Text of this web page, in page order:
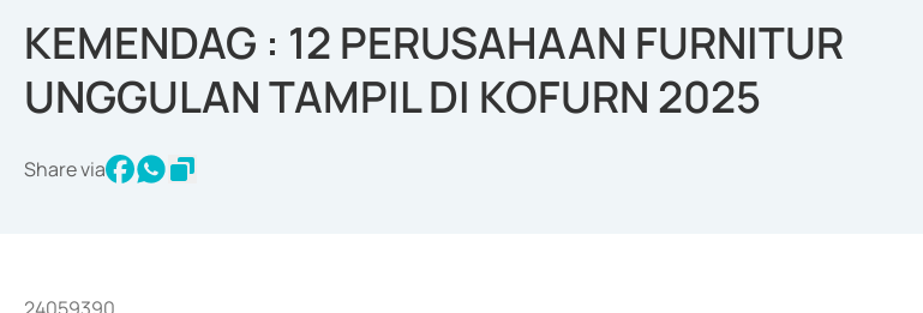
KEMENDAG : 12 PERUSAHAAN FURNITUR
UNGGULAN TAMPIL DI KOFURN 2025
Share via